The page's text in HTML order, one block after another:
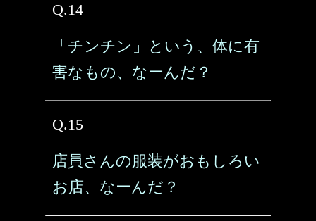
Q.14
「チンチン」という、体に有
害なもの、なーんだ？
Q.15
店員さんの服装がおもしろい
お店、なーんだ？